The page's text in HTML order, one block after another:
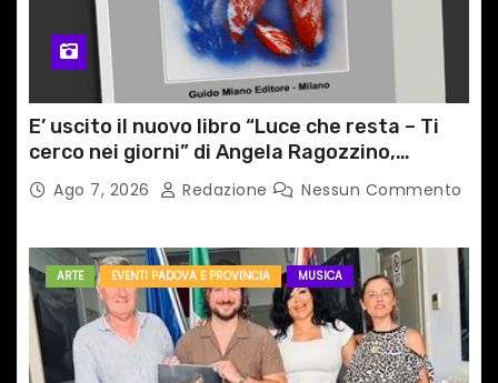
E’ uscito il nuovo libro “Luce che resta – Ti
cerco nei giorni” di Angela Ragozzino,
medico primario di Capua
Ago 7, 2026 Redazione Nessun Commento
ARTE EVENTI PADOVA E PROVINCIA MUSICA